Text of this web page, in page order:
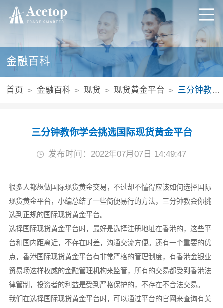
金融百科
首页 金融百科 现货 现货黄金平台 三分钟教你学会挑选国际现货黄金平台
三分钟教你学会挑选国际现货黄金平台
发布时间：2022年07月07日 14:49:47
很多人都想做国际现货黄金交易，不过却不懂得应该如何选择国际
现货黄金平台，小编总结了一些简便易行的方法，三分钟教会你挑
选到正规的国际现货黄金平台。
选择国际现货黄金平台时，最好是选择注册地址在香港的，这些平
台和国内距离近，不存在时差，沟通交流方便。还有一个重要的优
点，香港国际现货黄金平台有非常严格的管理制度，有香港金银业
贸易场这样权威的金融管理机构来监管，所有的交易都受到香港法
律管制，投资者的利益是受到严格保护的，不存在不合法交易。
我们在选择国际现货黄金平台时，可以通过平台的官网来查询有关